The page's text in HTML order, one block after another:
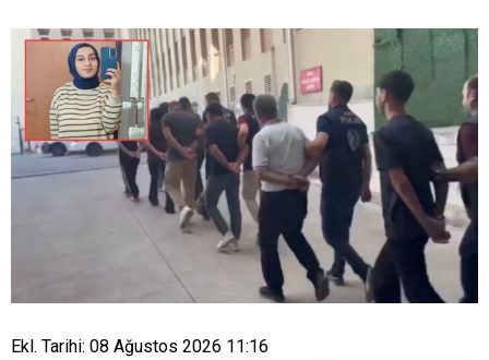
Ekl. Tarihi: 08 Ağustos 2026 11:16